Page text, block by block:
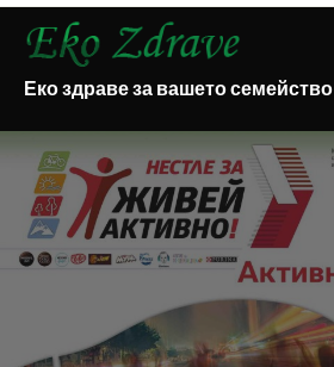
Skip
Еко здраве за вашето семейство